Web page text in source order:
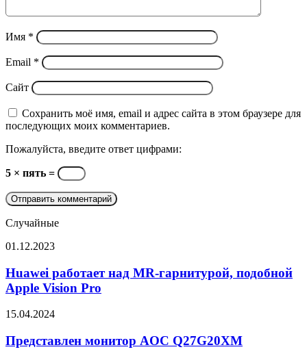
Имя *
Email *
Сайт
Сохранить моё имя, email и адрес сайта в этом браузере для
последующих моих комментариев.
Пожалуйста, введите ответ цифрами:
5 × пять =
Случайные
Huawei
над
MR-
гарнитурой,
Apple
Pro
01.12.2023
Huawei работает над MR-гарнитурой, подобной
Apple Vision Pro
Представлен
AOC
Q27G20XM
15.04.2024
Представлен монитор AOC Q27G20XM